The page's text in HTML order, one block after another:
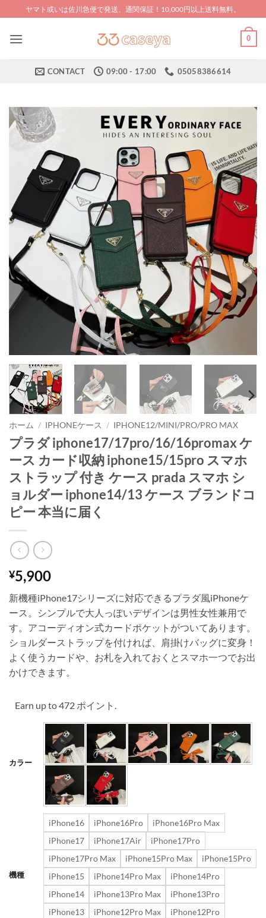
to
content
ヤマト或いは佐川急便で発送、通関保証！10,000円以上送料無料。
0
CONTACT 09:00 - 17:00 05058386614
ホーム / IPHONEケース / IPHONE12/MINI/PRO/PRO MAX
プラダ iphone17/17pro/16/16promax ケ
ース カード収納 iphone15/15pro スマホ
ストラップ 付き ケース prada スマホ シ
ョルダー iphone14/13 ケース ブランドコ
ピー 本当に届く
¥5,900
新機種iPhone17シリーズに対応できるプラダ風iPhoneケ
ース。シンプルで大人っぽいデザインは男性女性兼用で
す。アコーディオン式カードポケットがついてあります。
ショルダーストラップを付ければ、肩掛けバッグに変身！
よく使うカードや、お札を入れておくとスマホ一つでお出
かけできます。
Earn up to 472 ポイント.
カラー
機種
iPhone16 iPhone16Pro
iPhone16Pro Max
iPhone17
iPhone17Air
iPhone17Pro
iPhone17Pro Max
iPhone15Pro Max
iPhone15Pro
iPhone15
iPhone14Pro Max
iPhone14Pro
iPhone14
iPhone13Pro Max
iPhone13Pro
iPhone13
iPhone12Pro Max
iPhone12Pro